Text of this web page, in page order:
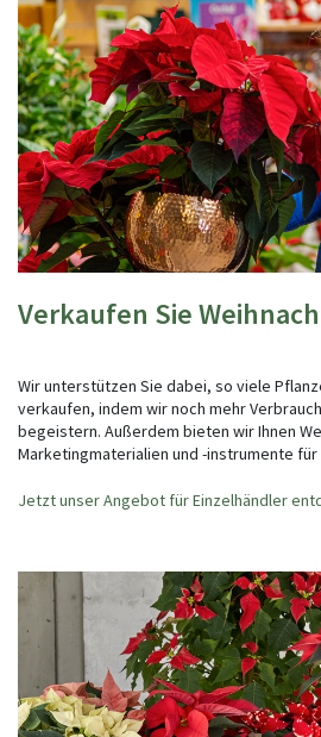
Verkaufen Sie
Wir unterstützen Sie dabei, so viele
verkaufen, indem wir noch mehr
begeistern. Außerdem bieten wir Ihnen
Marketingmaterialien und -instrumente für
Jetzt unser Angebot für Einzelhändler